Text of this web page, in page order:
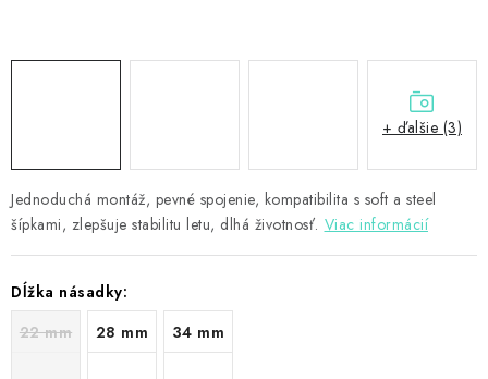
Jednoduchá montáž, pevné spojenie, kompatibilita s soft a steel
šípkami, zlepšuje stabilitu letu, dlhá životnosť. Viac informácií
Dĺžka násadky:
22 mm
28 mm 34 mm
+ ďalšie (3)